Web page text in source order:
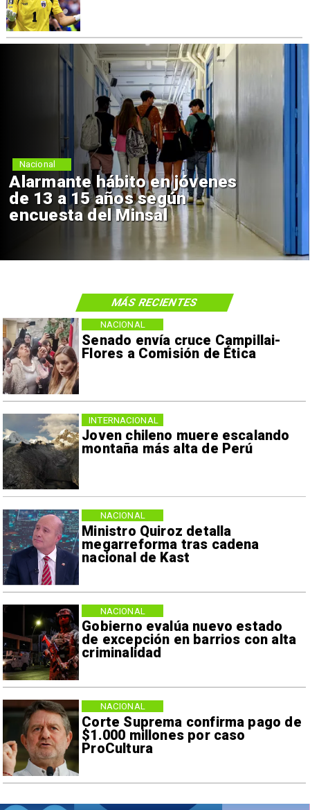
Alarmante hábito en jóvenes
de 13 a 15 años según
encuesta del Minsal
Nacional
Senado envía cruce Campillai-
Flores a Comisión de Ética
NACIONAL
Joven chileno muere escalando
montaña más alta de Perú
INTERNACIONAL
Ministro Quiroz detalla
megarreforma tras cadena
nacional de Kast
NACIONAL
Gobierno evalúa nuevo estado
de excepción en barrios con alta
criminalidad
NACIONAL
Corte Suprema confirma pago de
$1.000 millones por caso
ProCultura
NACIONAL
MÁS RECIENTES